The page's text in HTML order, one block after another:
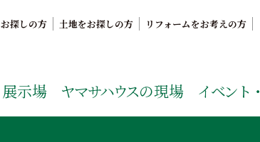
探しの方 土地をお探しの方 リフォームをお考えの方
展示場 ヤマサハウスの現場 イベント・